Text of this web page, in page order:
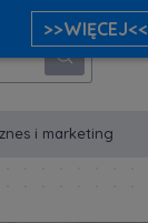
i marketing
>>WIĘCEJ<<